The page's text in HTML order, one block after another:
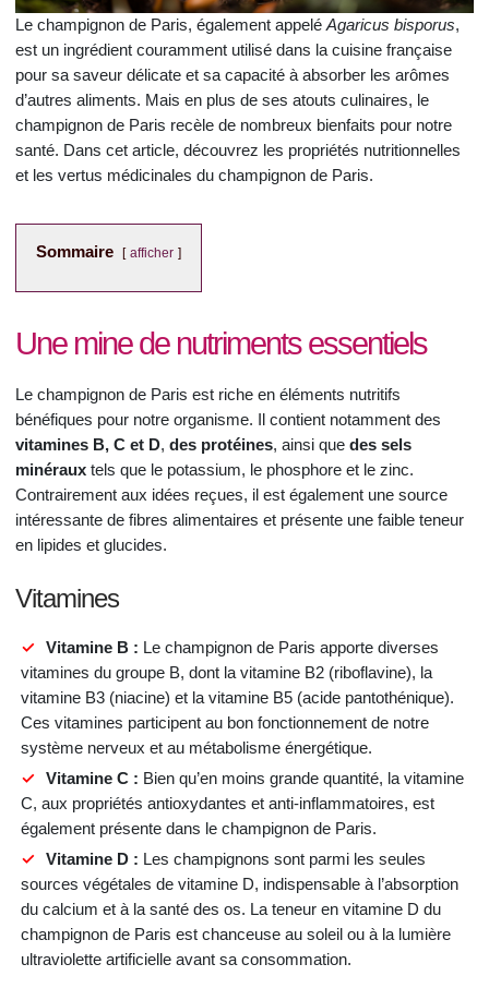
Le champignon de Paris, également appelé Agaricus bisporus,
est un ingrédient couramment utilisé dans la cuisine française
pour sa saveur délicate et sa capacité à absorber les arômes
d’autres aliments. Mais en plus de ses atouts culinaires, le
champignon de Paris recèle de nombreux bienfaits pour notre
santé. Dans cet article, découvrez les propriétés nutritionnelles
et les vertus médicinales du champignon de Paris.
Sommaire afficher
Une mine de nutriments essentiels
Le champignon de Paris est riche en éléments nutritifs
bénéfiques pour notre organisme. Il contient notamment des
vitamines B, C et D, des protéines, ainsi que des sels
minéraux tels que le potassium, le phosphore et le zinc.
Contrairement aux idées reçues, il est également une source
intéressante de fibres alimentaires et présente une faible teneur
en lipides et glucides.
Vitamines
Vitamine B : Le champignon de Paris apporte diverses
vitamines du groupe B, dont la vitamine B2 (riboflavine), la
vitamine B3 (niacine) et la vitamine B5 (acide pantothénique).
Ces vitamines participent au bon fonctionnement de notre
système nerveux et au métabolisme énergétique.
Vitamine C : Bien qu’en moins grande quantité, la vitamine
C, aux propriétés antioxydantes et anti-inflammatoires, est
également présente dans le champignon de Paris.
Vitamine D : Les champignons sont parmi les seules
sources végétales de vitamine D, indispensable à l’absorption
du calcium et à la santé des os. La teneur en vitamine D du
champignon de Paris est chanceuse au soleil ou à la lumière
ultraviolette artificielle avant sa consommation.